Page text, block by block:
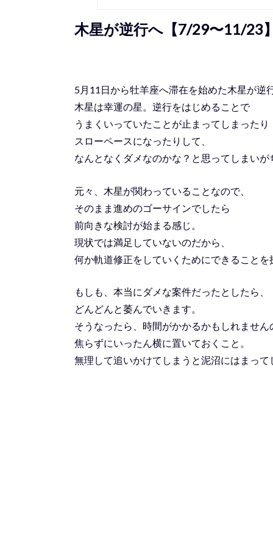
木星が逆行へ【7/29〜11/23】
5月11日から牡羊座へ滞在を始めた木星が逆行
木星は幸運の星。逆行をはじめることで
うまくいっていたことが止まってしまったり
スローペースになったりして、
なんとなくダメなのかな？と思ってしまいが
元々、木星が関わっていることなので、
そのまま進めのゴーサインでしたら
前向きな検討が始まる感じ。
現状では満足していないのだから、
何か軌道修正をしていくためにできることを
もしも、本当にダメな案件だったとしたら、
どんどんと萎んでいきます。
そうなったら、時間がかかるかもしれません
焦らずにいったん横に置いておくこと。
無理して追いかけてしまうと泥沼にはまって